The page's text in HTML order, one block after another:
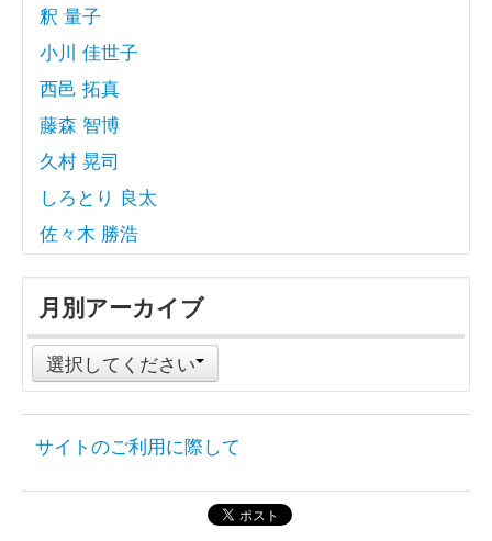
釈 量子
小川 佳世子
西邑 拓真
藤森 智博
久村 晃司
しろとり 良太
佐々木 勝浩
月別アーカイブ
選択してください
サイトのご利用に際して